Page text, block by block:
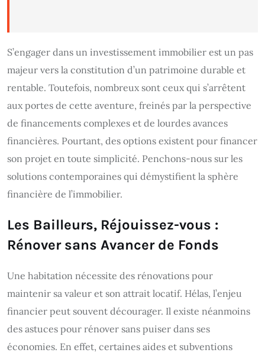
S’engager dans un investissement immobilier est un pas
majeur vers la constitution d’un patrimoine durable et
rentable. Toutefois, nombreux sont ceux qui s’arrêtent
aux portes de cette aventure, freinés par la perspective
de financements complexes et de lourdes avances
financières. Pourtant, des options existent pour financer
son projet en toute simplicité. Penchons-nous sur les
solutions contemporaines qui démystifient la sphère
financière de l’immobilier.
Les Bailleurs, Réjouissez-vous :
Rénover sans Avancer de Fonds
Une habitation nécessite des rénovations pour
maintenir sa valeur et son attrait locatif. Hélas, l’enjeu
financier peut souvent décourager. Il existe néanmoins
des astuces pour rénover sans puiser dans ses
économies. En effet, certaines aides et subventions